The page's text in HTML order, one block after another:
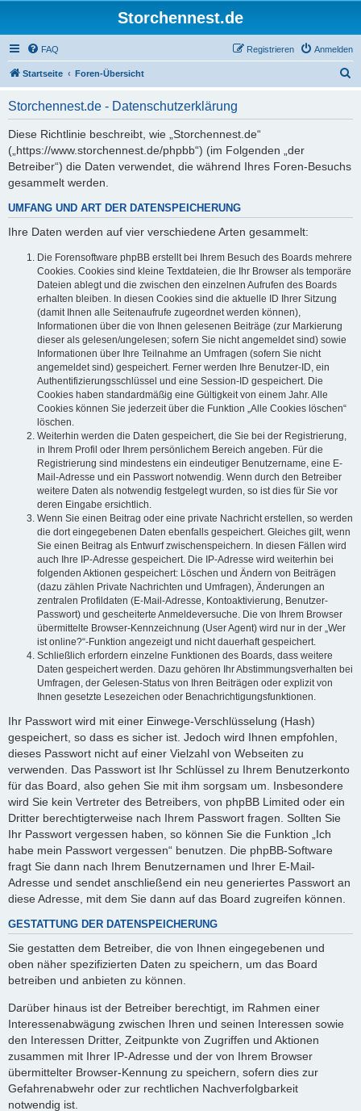
Storchennest.de
FAQ Anmelden
Registrieren
Startseite Foren-Übersicht
Storchennest.de - Datenschutzerklärung
Diese Richtlinie beschreibt, wie „Storchennest.de“
(„https://www.storchennest.de/phpbb“) (im Folgenden „der
Betreiber“) die Daten verwendet, die während Ihres Foren-Besuchs
gesammelt werden.
UMFANG UND ART DER DATENSPEICHERUNG
Ihre Daten werden auf vier verschiedene Arten gesammelt:
Die Forensoftware phpBB erstellt bei Ihrem Besuch des Boards mehrere
Cookies. Cookies sind kleine Textdateien, die Ihr Browser als temporäre
Dateien ablegt und die zwischen den einzelnen Aufrufen des Boards
erhalten bleiben. In diesen Cookies sind die aktuelle ID Ihrer Sitzung
(damit Ihnen alle Seitenaufrufe zugeordnet werden können),
Informationen über die von Ihnen gelesenen Beiträge (zur Markierung
dieser als gelesen/ungelesen; sofern Sie nicht angemeldet sind) sowie
Informationen über Ihre Teilnahme an Umfragen (sofern Sie nicht
angemeldet sind) gespeichert. Ferner werden Ihre Benutzer-ID, ein
Authentifizierungsschlüssel und eine Session-ID gespeichert. Die
Cookies haben standardmäßig eine Gültigkeit von einem Jahr. Alle
Cookies können Sie jederzeit über die Funktion „Alle Cookies löschen“
löschen.
Weiterhin werden die Daten gespeichert, die Sie bei der Registrierung,
in Ihrem Profil oder Ihrem persönlichem Bereich angeben. Für die
Registrierung sind mindestens ein eindeutiger Benutzername, eine E-
Mail-Adresse und ein Passwort notwendig. Wenn durch den Betreiber
weitere Daten als notwendig festgelegt wurden, so ist dies für Sie vor
deren Eingabe ersichtlich.
Wenn Sie einen Beitrag oder eine private Nachricht erstellen, so werden
die dort eingegebenen Daten ebenfalls gespeichert. Gleiches gilt, wenn
Sie einen Beitrag als Entwurf zwischenspeichern. In diesen Fällen wird
auch Ihre IP-Adresse gespeichert. Die IP-Adresse wird weiterhin bei
folgenden Aktionen gespeichert: Löschen und Ändern von Beiträgen
(dazu zählen Private Nachrichten und Umfragen), Änderungen an
zentralen Profildaten (E-Mail-Adresse, Kontoaktivierung, Benutzer-
Passwort) und gescheiterte Anmeldeversuche. Die von Ihrem Browser
übermittelte Browser-Kennzeichnung (User Agent) wird nur in der „Wer
ist online?“-Funktion angezeigt und nicht dauerhaft gespeichert.
Schließlich erfordern einzelne Funktionen des Boards, dass weitere
Daten gespeichert werden. Dazu gehören Ihr Abstimmungsverhalten bei
Umfragen, der Gelesen-Status von Ihren Beiträgen oder explizit von
Ihnen gesetzte Lesezeichen oder Benachrichtigungsfunktionen.
Ihr Passwort wird mit einer Einwege-Verschlüsselung (Hash)
gespeichert, so dass es sicher ist. Jedoch wird Ihnen empfohlen,
dieses Passwort nicht auf einer Vielzahl von Webseiten zu
verwenden. Das Passwort ist Ihr Schlüssel zu Ihrem Benutzerkonto
für das Board, also gehen Sie mit ihm sorgsam um. Insbesondere
wird Sie kein Vertreter des Betreibers, von phpBB Limited oder ein
Dritter berechtigterweise nach Ihrem Passwort fragen. Sollten Sie
Ihr Passwort vergessen haben, so können Sie die Funktion „Ich
habe mein Passwort vergessen“ benutzen. Die phpBB-Software
fragt Sie dann nach Ihrem Benutzernamen und Ihrer E-Mail-
Adresse und sendet anschließend ein neu generiertes Passwort an
diese Adresse, mit dem Sie dann auf das Board zugreifen können.
GESTATTUNG DER DATENSPEICHERUNG
Sie gestatten dem Betreiber, die von Ihnen eingegebenen und
oben näher spezifizierten Daten zu speichern, um das Board
betreiben und anbieten zu können.
Darüber hinaus ist der Betreiber berechtigt, im Rahmen einer
Interessenabwägung zwischen Ihren und seinen Interessen sowie
den Interessen Dritter, Zeitpunkte von Zugriffen und Aktionen
zusammen mit Ihrer IP-Adresse und der von Ihrem Browser
übermittelter Browser-Kennung zu speichern, sofern dies zur
Gefahrenabwehr oder zur rechtlichen Nachverfolgbarkeit
notwendig ist.